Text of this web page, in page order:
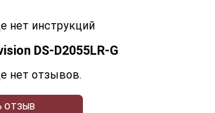
нет инструкций
DS-D2055LR-G
нет отзывов.
ОТЗЫВ